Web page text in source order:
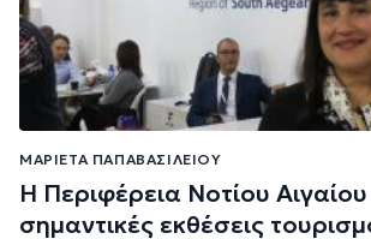
ΜΑΡΙΈΤΑ ΠΑΠΑΒΑΣΙΛΕΊΟΥ
Η Περιφέρεια Νοτίου
σημαντικές εκθέσεις